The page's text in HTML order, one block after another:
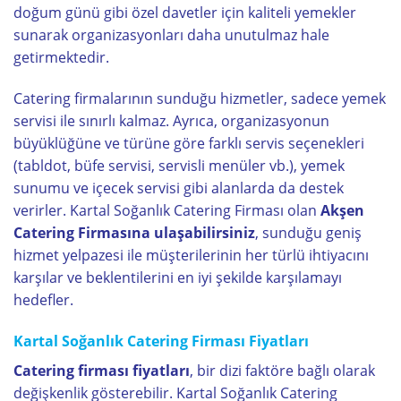
doğum günü gibi özel davetler için kaliteli yemekler
sunarak organizasyonları daha unutulmaz hale
getirmektedir.
Catering firmalarının sunduğu hizmetler, sadece yemek
servisi ile sınırlı kalmaz. Ayrıca, organizasyonun
büyüklüğüne ve türüne göre farklı servis seçenekleri
(tabldot, büfe servisi, servisli menüler vb.), yemek
sunumu ve içecek servisi gibi alanlarda da destek
verirler. Kartal Soğanlık Catering Firması olan Akşen
Catering Firmasına ulaşabilirsiniz, sunduğu geniş
hizmet yelpazesi ile müşterilerinin her türlü ihtiyacını
karşılar ve beklentilerini en iyi şekilde karşılamayı
hedefler.
Kartal Soğanlık Catering Firması Fiyatları
Catering firması fiyatları, bir dizi faktöre bağlı olarak
değişkenlik gösterebilir. Kartal Soğanlık Catering